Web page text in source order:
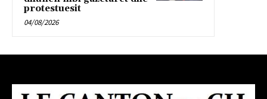
protestuesit
04/08/2026